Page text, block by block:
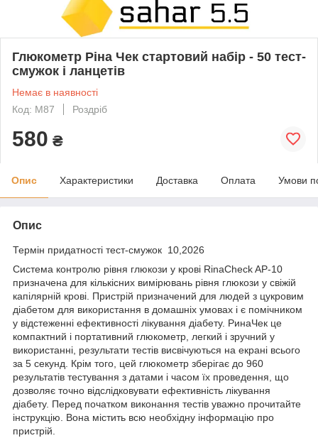
Глюкометр Ріна Чек стартовий набір - 50 тест-
смужок і ланцетів
Немає в наявності
Код: M87
Роздріб
580 ₴
Опис Характеристики Доставка Оплата Умови
Опис
Термін придатності тест-смужок 10,2026
Система контролю рівня глюкози у крові RinaCheck AP-10
призначена для кількісних вимірювань рівня глюкози у свіжій
капілярній крові. Пристрій призначений для людей з цукровим
діабетом для використання в домашніх умовах і є помічником
у відстеженні ефективності лікування діабету. РинаЧек це
компактний і портативний глюкометр, легкий і зручний у
використанні, результати тестів висвічуються на екрані всього
за 5 секунд. Крім того, цей глюкометр зберігає до 960
результатів тестування з датами і часом їх проведення, що
дозволяє точно відслідковувати ефективність лікування
діабету. Перед початком виконання тестів уважно прочитайте
інструкцію. Вона містить всю необхідну інформацію про
пристрій.